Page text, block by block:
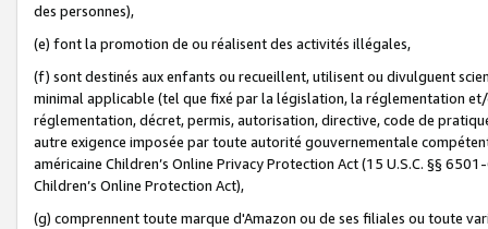
des personnes),
(e) font la promotion de ou réalisent des activités illégales,
(f) sont destinés aux enfants ou recueillent, utilisent ou divulguent
minimal applicable (tel que fixé par la législation, la réglementation
réglementation, décret, permis, autorisation, directive, code de
autre exigence imposée par toute autorité gouvernementale
américaine Children’s Online Privacy Protection Act (15 U.S.C. §§
Children’s Online Protection Act),
(g) comprennent toute marque d'Amazon ou de ses filiales ou toute